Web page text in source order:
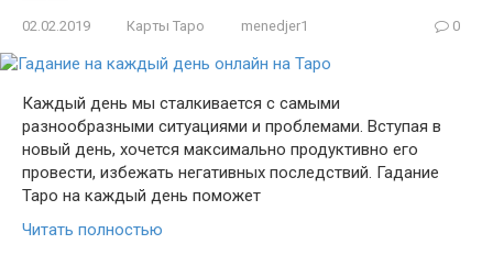
02.02.2019 Карты Таро menedjer1 0
Каждый день мы сталкивается с самыми
разнообразными ситуациями и проблемами. Вступая в
новый день, хочется максимально продуктивно его
провести, избежать негативных последствий. Гадание
Таро на каждый день поможет
Читать полностью